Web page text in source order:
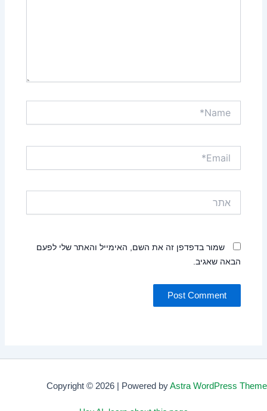
שמור בדפדפן זה את השם, האימייל והאתר שלי לפעם
הבאה שאגיב.
Copyright © 2026 | Powered byAstra WordPress Theme